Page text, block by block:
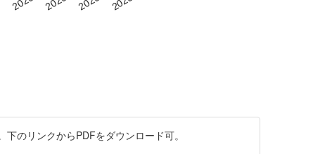
のリンクからPDFをダウンロード可。